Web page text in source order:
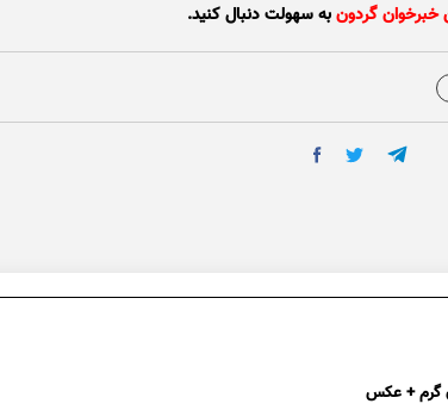
خبرخوان گردونبه سهولت دنبال کنید.
گرم + عکس